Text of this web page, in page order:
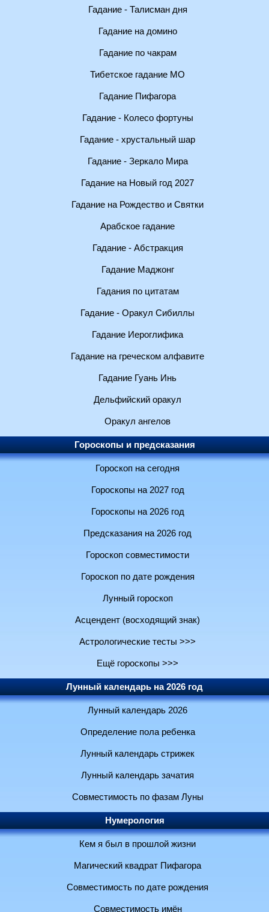
Гадание - Талисман дня
Гадание на домино
Гадание по чакрам
Тибетское гадание МО
Гадание Пифагора
Гадание - Колесо фортуны
Гадание - хрустальный шар
Гадание - Зеркало Мира
Гадание на Новый год 2027
Гадание на Рождество и Святки
Арабское гадание
Гадание - Абстракция
Гадание Маджонг
Гадания по цитатам
Гадание - Оракул Сибиллы
Гадание Иероглифика
Гадание на греческом алфавите
Гадание Гуань Инь
Дельфийский оракул
Оракул ангелов
Гороскопы и предсказания
Гороскоп на сегодня
Гороскопы на 2027 год
Гороскопы на 2026 год
Предсказания на 2026 год
Гороскоп совместимости
Гороскоп по дате рождения
Лунный гороскоп
Асцендент (восходящий знак)
Астрологические тесты >>>
Ещё гороскопы >>>
Лунный календарь на 2026 год
Лунный календарь 2026
Определение пола ребенка
Лунный календарь стрижек
Лунный календарь зачатия
Совместимость по фазам Луны
Нумерология
Кем я был в прошлой жизни
Магический квадрат Пифагора
Совместимость по дате рождения
Совместимость имён